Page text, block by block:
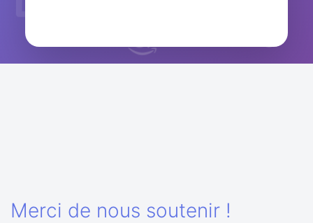
Merci de nous soutenir !